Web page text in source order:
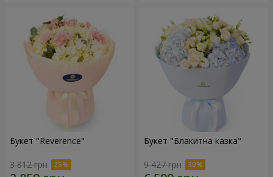
Букет "Reverence"
3 812 грн
Букет "Блакитна казка"
9 427 грн